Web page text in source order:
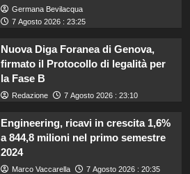
Germana Bevilacqua
7 Agosto 2026 : 23:25
Nuova Diga Foranea di Genova,
firmato il Protocollo di legalità per
la Fase B
Redazione 7 Agosto 2026 : 23:10
Engineering, ricavi in crescita 1,6%
a 844,8 milioni nel primo semestre
2024
Marco Vaccarella 7 Agosto 2026 : 20:35